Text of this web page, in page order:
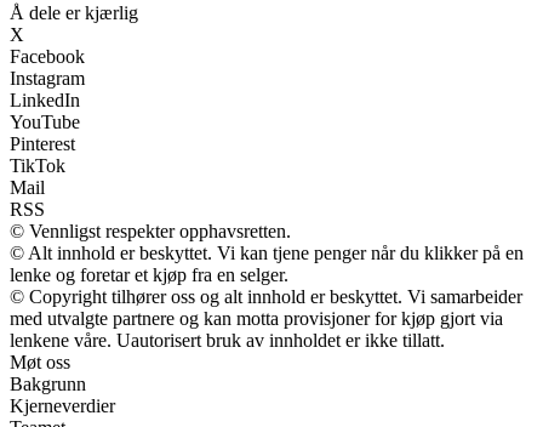
Å dele er kjærlig
X
Facebook
Instagram
LinkedIn
YouTube
Pinterest
TikTok
Mail
RSS
© Vennligst respekter opphavsretten.
© Alt innhold er beskyttet. Vi kan tjene penger når du klikker på en
lenke og foretar et kjøp fra en selger.
© Copyright tilhører oss og alt innhold er beskyttet. Vi samarbeider
med utvalgte partnere og kan motta provisjoner for kjøp gjort via
lenkene våre. Uautorisert bruk av innholdet er ikke tillatt.
Møt oss
Bakgrunn
Kjerneverdier